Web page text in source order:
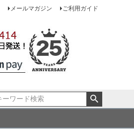
メールマガジン ご利用ガイド